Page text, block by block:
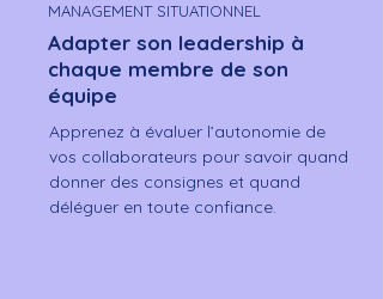
MANAGEMENT SITUATIONNEL
Adapter son leadership à
chaque membre de son
équipe
Apprenez à évaluer l’autonomie de
vos collaborateurs pour savoir quand
donner des consignes et quand
déléguer en toute confiance.